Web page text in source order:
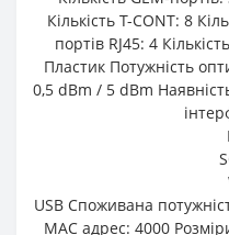
Кількість T-CONT: 8
портів RJ45: 4
Пластик Потужність
0,5 dBm / 5 dBm
USB Споживана
MAC адрес: 4000